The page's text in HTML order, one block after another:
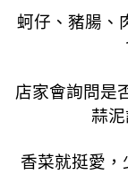
蚵仔、豬腸、
店家會詢問是
蒜
香菜就挺愛，